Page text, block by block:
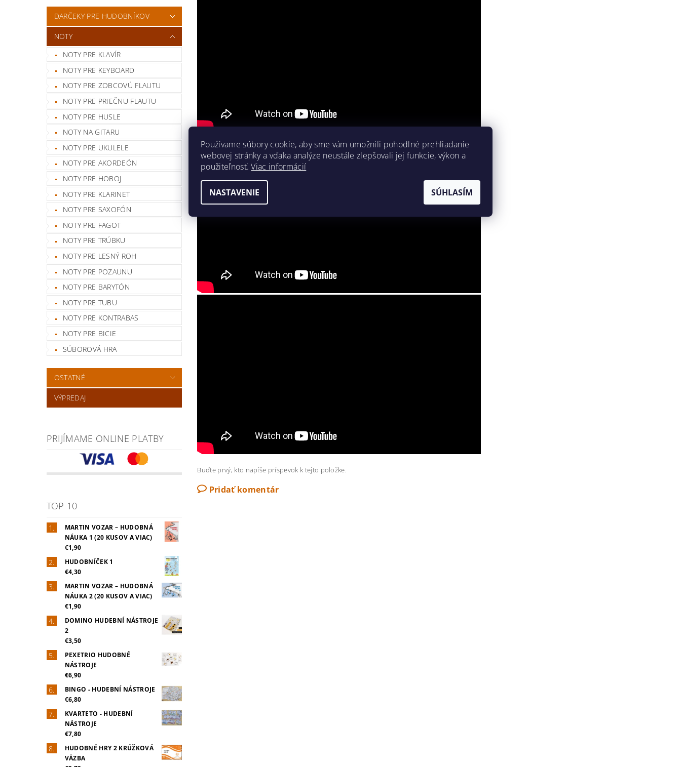
DARČEKY PRE HUDOBNÍKOV
NOTY
NOTY PRE KLAVÍR
NOTY PRE KEYBOARD
NOTY PRE ZOBCOVÚ FLAUTU
NOTY PRE PRIEČNU FLAUTU
NOTY PRE HUSLE
NOTY NA GITARU
NOTY PRE UKULELE
NOTY PRE AKORDEÓN
NOTY PRE HOBOJ
NOTY PRE KLARINET
NOTY PRE SAXOFÓN
NOTY PRE FAGOT
NOTY PRE TRÚBKU
NOTY PRE LESNÝ ROH
NOTY PRE POZAUNU
NOTY PRE BARYTÓN
NOTY PRE TUBU
NOTY PRE KONTRABAS
NOTY PRE BICIE
SÚBOROVÁ HRA
OSTATNÉ
VÝPREDAJ
PRIJÍMAME ONLINE PLATBY
TOP 10
MARTIN VOZAR – HUDOBNÁ
NÁUKA 1 (20 KUSOV A VIAC)
€1,90
HUDOBNÍČEK 1
€4,30
MARTIN VOZAR – HUDOBNÁ
NÁUKA 2 (20 KUSOV A VIAC)
€1,90
DOMINO HUDEBNÍ NÁSTROJE
2
€3,50
PEXETRIO HUDOBNÉ
NÁSTROJE
€6,90
BINGO - HUDEBNÍ NÁSTROJE
€6,80
KVARTETO - HUDEBNÍ
NÁSTROJE
€7,80
HUDOBNÉ HRY 2 KRÚŽKOVÁ
VÄZBA
Buďte prvý, kto napíše príspevok k tejto položke.
Pridať komentár
Používame súbory cookie, aby sme vám umožnili pohodlné prehliadanie
webovej stránky a vďaka analýze neustále zlepšovali jej funkcie, výkon a
použiteľnosť.Viac informácií
NASTAVENIE SÚHLASÍM